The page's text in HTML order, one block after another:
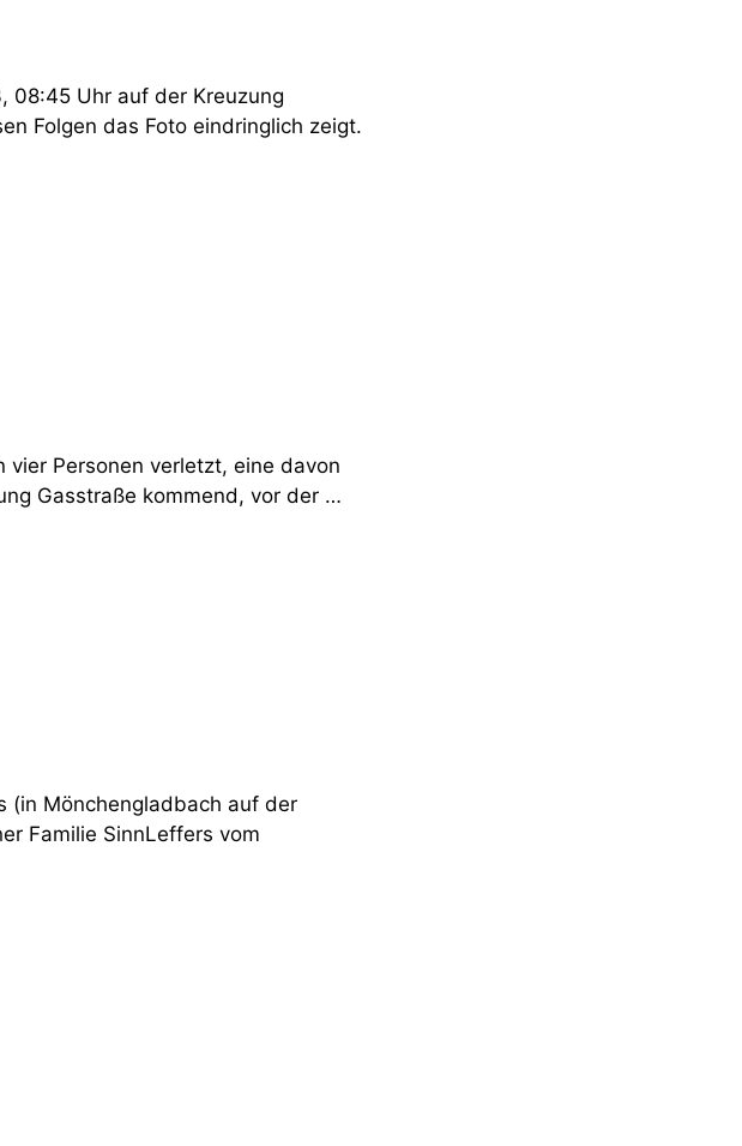
08:45 Uhr auf der Kreuzung
Folgen das Foto eindringlich zeigt.
Personen verletzt, eine davon
Gasstraße kommend, vor der …
(in Mönchengladbach auf der
Familie SinnLeffers vom